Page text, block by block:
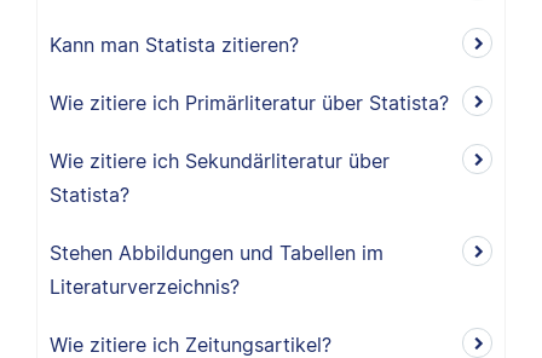
Kann man Statista zitieren?
Wie zitiere ich Primärliteratur über Statista?
Wie zitiere ich Sekundärliteratur über
Statista?
Stehen Abbildungen und Tabellen im
Literaturverzeichnis?
Wie zitiere ich Zeitungsartikel?